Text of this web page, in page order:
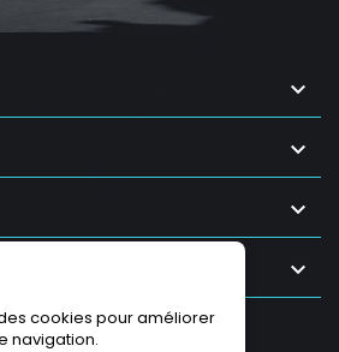




cookies pour améliorer
navigation.
D'INFORMATIONS